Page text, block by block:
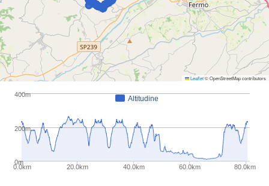
Leaflet© OpenStreetMap contributors
Altitudine
0.0km 20.0km 40.0km 60.0km 80.0km
0m
200m
400m